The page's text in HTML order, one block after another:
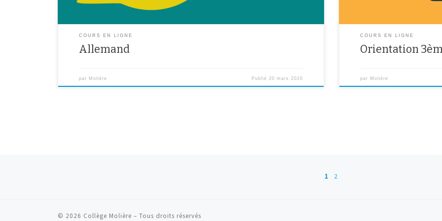
COURS EN LIGNE
Allemand
par Molière Publié 20 mars 2020
COURS EN LIGNE
Orientation
par Molière
1 2
© 2026 Collège Molière – Tous droits réservés